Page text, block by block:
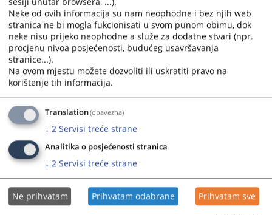
Neke od ovih informacija su nam neophodne i bez njih web
stranica ne bi mogla fukcionisati u svom punom obimu, dok
neke nisu prijeko neophodne a služe za dodatne stvari (npr.
procjenu nivoa posjećenosti, budućeg usavršavanja
stranice...).
Na ovom mjestu možete dozvoliti ili uskratiti pravo na
korištenje tih informacija.
Translation(obavezna)
↓ 2 Servisi treće strane
Analitika o posjećenosti stranica
↓ 2 Servisi treće strane
Ne prihvatam Prihvatam odabrane Prihvatam sve